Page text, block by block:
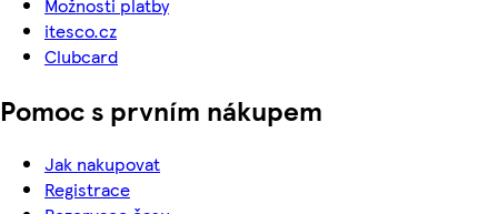
itesco.cz
Clubcard
Pomoc s prvním nákupem
Jak nakupovat
Registrace